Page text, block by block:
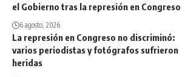
el Gobierno tras la represión en Congreso
6 agosto, 2026
La represión en Congreso no discriminó:
varios periodistas y fotógrafos sufrieron
heridas